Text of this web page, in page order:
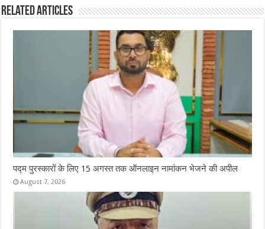
Related Articles
पद्म पुरस्कारों के लिए 15 अगस्त तक ऑनलाइन नामांकन भेजने की अपील
August 7, 2026